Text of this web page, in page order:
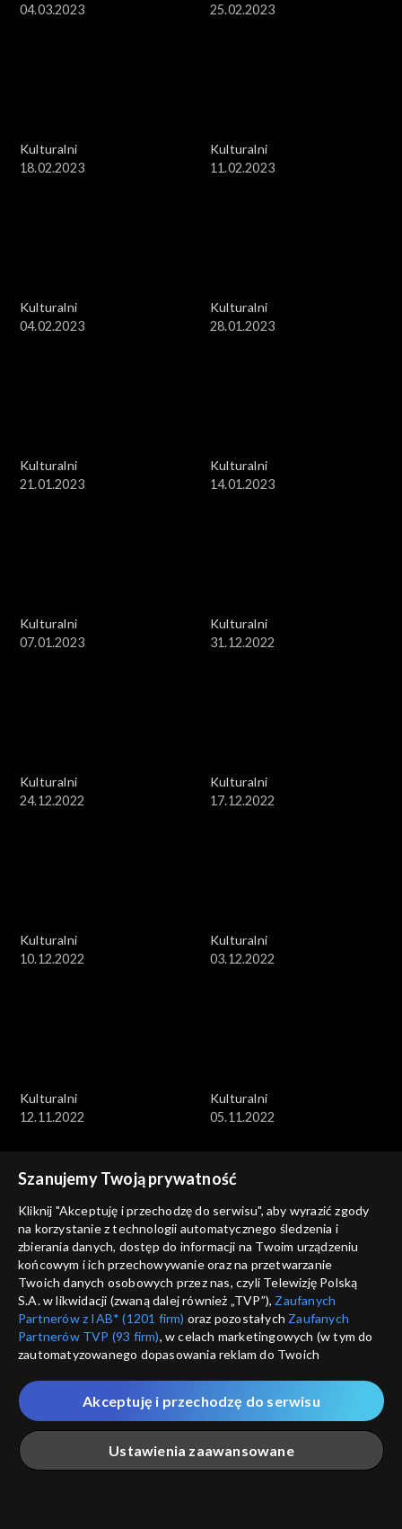
04.03.2023
25.02.2023
Kulturalni
18.02.2023
Kulturalni
11.02.2023
Kulturalni
04.02.2023
Kulturalni
28.01.2023
Kulturalni
21.01.2023
Kulturalni
14.01.2023
Kulturalni
07.01.2023
Kulturalni
31.12.2022
Kulturalni
24.12.2022
Kulturalni
17.12.2022
Kulturalni
10.12.2022
Kulturalni
03.12.2022
Kulturalni
12.11.2022
Kulturalni
05.11.2022
Kulturalni
29.10.2022
Kulturalni
22.10.2022
Kulturalni
15.10.2022
Kulturalni
04.06.2022
Szanujemy Twoją prywatność
Kliknij "Akceptuję i przechodzę do serwisu", aby wyrazić zgody
na korzystanie z technologii automatycznego śledzenia i
zbierania danych, dostęp do informacji na Twoim urządzeniu
końcowym i ich przechowywanie oraz na przetwarzanie
Twoich danych osobowych przez nas, czyli Telewizję Polską
S.A. w likwidacji (zwaną dalej również „TVP”), Zaufanych
Partnerów z IAB* (1201 firm) oraz pozostałych Zaufanych
Partnerów TVP (93 firm), w celach marketingowych (w tym do
zautomatyzowanego dopasowania reklam do Twoich
które wskazujemy poniżej, a także zgody na udostępnianie
przez nas identyfikatora PPID do Google.
Twoje dane osobowe zbierane podczas odwiedzania przez
Ciebie naszych
poszczególnych serwisówzwanych dalej
„Portalem”, w tym informacje zapisywane za pomocą
Ustawienia zaawansowane
Akceptuję i przechodzę do serwisu